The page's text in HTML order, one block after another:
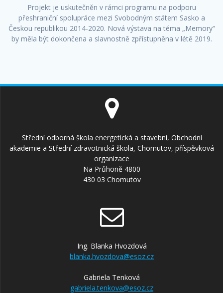
Projekt je uskutečněn v rámci programu na podporu
přeshraniční spolupráce mezi Svobodným státem Sasko a
Českou republikou 2014-2020. Nová výstava na téma „Memory“
by měla být dokončena a slavnostně zpřístupněna v létě 2019.
Střední odborná škola energetická a stavební, Obchodní
akademie a Střední zdravotnická škola, Chomutov, příspěvková
organizace
Na Průhoně 4800
430 03 Chomutov
Ing. Blanka Hvozdová
blanka.hvozdova@esoz.cz
Gabriela Tenková
gabriela.tenkova@esoz.cz